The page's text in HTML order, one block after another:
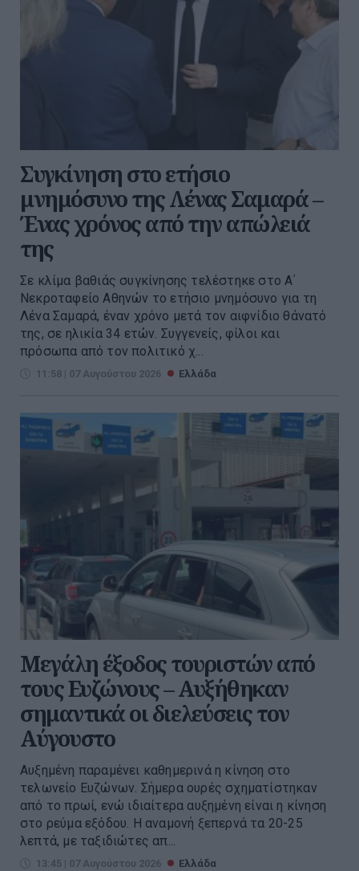
Συγκίνηση στο ετήσιο
μνημόσυνο της Λένας Σαμαρά –
Ένας χρόνος από την απώλειά
της
Σε κλίμα βαθιάς συγκίνησης τελέστηκε στο Α΄
Νεκροταφείο Αθηνών το ετήσιο μνημόσυνο για τη
Λένα Σαμαρά, έναν χρόνο μετά τον αιφνίδιο θάνατό
της, σε ηλικία 34 ετών. Συγγενείς, φίλοι και
πρόσωπα από τον πολιτικό χ...
11:58 | 07 Αυγούστου 2026 Ελλάδα
Μεγάλη έξοδος τουριστών από
τους Ευζώνους – Αυξήθηκαν
σημαντικά οι διελεύσεις τον
Αύγουστο
Αυξημένη παραμένει καθημερινά η κίνηση στο
τελωνείο Ευζώνων. Σήμερα ουρές σχηματίστηκαν
από το πρωί, ενώ ιδιαίτερα αυξημένη είναι η κίνηση
στο ρεύμα εξόδου. Η αναμονή ξεπερνά τα 20-25
λεπτά, με ταξιδιώτες απ...
13:45 | 07 Αυγούστου 2026 Ελλάδα